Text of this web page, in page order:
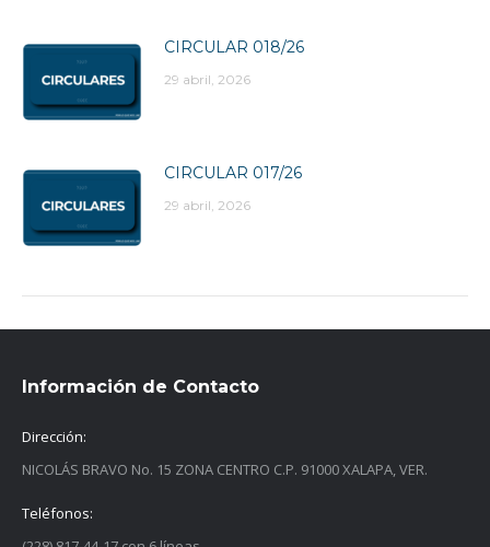
CIRCULAR 018/26
29 abril, 2026
CIRCULAR 017/26
29 abril, 2026
Información de Contacto
Dirección:
NICOLÁS BRAVO No. 15 ZONA CENTRO C.P. 91000 XALAPA, VER.
Teléfonos: